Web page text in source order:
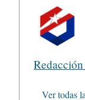
Ver todas